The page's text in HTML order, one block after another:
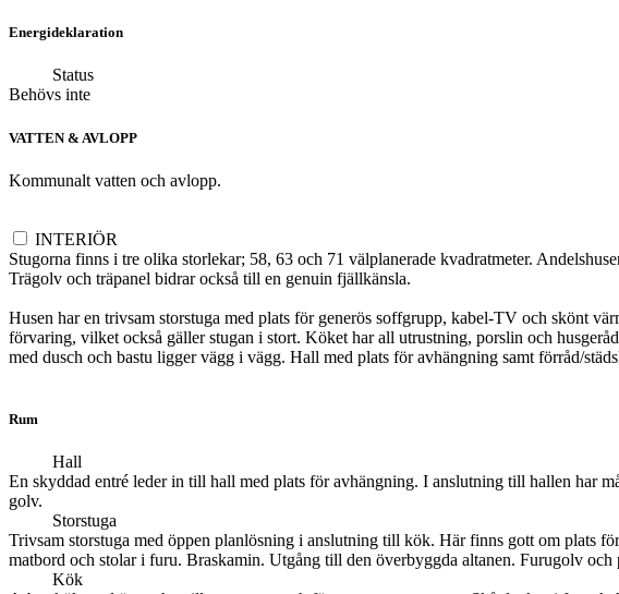
Energideklaration
Status
Behövs inte
VATTEN & AVLOPP
Kommunalt vatten och avlopp.
INTERIÖR
Stugorna finns i tre olika storlekar; 58, 63 och 71 välplanerade kvadratmeter.
Trägolv och träpanel bidrar också till en genuin fjällkänsla.
Husen har en trivsam storstuga med plats för generös soffgrupp, kabel-TV och skönt
förvaring, vilket också gäller stugan i stort. Köket har all utrustning, porslin och
med dusch och bastu ligger vägg i vägg. Hall med plats för avhängning samt förråd/
Rum
Hall
En skyddad entré leder in till hall med plats för avhängning. I anslutning till hallen har
golv.
Storstuga
Trivsam storstuga med öppen planlösning i anslutning till kök. Här finns gott om plats
matbord och stolar i furu. Braskamin. Utgång till den överbyggda altanen. Furugolv och
Kök